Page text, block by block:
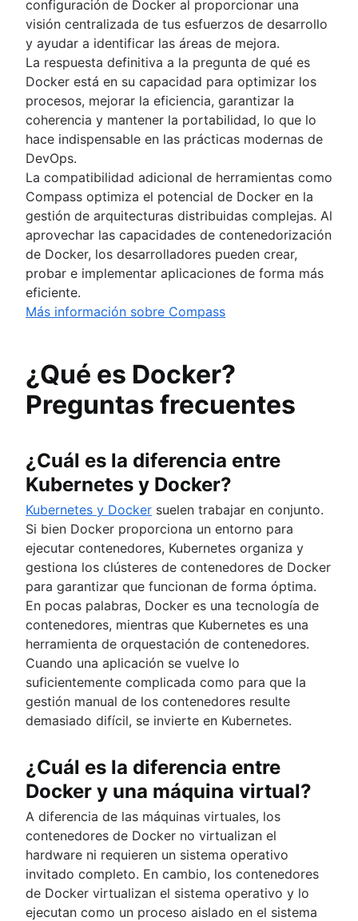
configuración de Docker al proporcionar una
visión centralizada de tus esfuerzos de desarrollo
y ayudar a identificar las áreas de mejora.
La respuesta definitiva a la pregunta de qué es
Docker está en su capacidad para optimizar los
procesos, mejorar la eficiencia, garantizar la
coherencia y mantener la portabilidad, lo que lo
hace indispensable en las prácticas modernas de
DevOps.
La compatibilidad adicional de herramientas como
Compass optimiza el potencial de Docker en la
gestión de arquitecturas distribuidas complejas. Al
aprovechar las capacidades de contenedorización
de Docker, los desarrolladores pueden crear,
probar e implementar aplicaciones de forma más
eficiente.
Más información sobre Compass
¿Qué es Docker?
Preguntas frecuentes
¿Cuál es la diferencia entre
Kubernetes y Docker?
Kubernetes y Docker suelen trabajar en conjunto.
Si bien Docker proporciona un entorno para
ejecutar contenedores, Kubernetes organiza y
gestiona los clústeres de contenedores de Docker
para garantizar que funcionan de forma óptima.
En pocas palabras, Docker es una tecnología de
contenedores, mientras que Kubernetes es una
herramienta de orquestación de contenedores.
Cuando una aplicación se vuelve lo
suficientemente complicada como para que la
gestión manual de los contenedores resulte
demasiado difícil, se invierte en Kubernetes.
¿Cuál es la diferencia entre
Docker y una máquina virtual?
A diferencia de las máquinas virtuales, los
contenedores de Docker no virtualizan el
hardware ni requieren un sistema operativo
invitado completo. En cambio, los contenedores
de Docker virtualizan el sistema operativo y lo
ejecutan como un proceso aislado en el sistema